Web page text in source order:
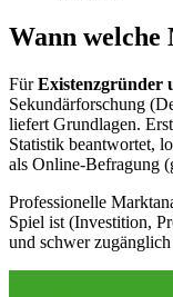
Wann welche
FürExistenzgründer
Sekundärforschung
liefert Grundlagen.
Statistik beantwortet,
als Online-Befragung
Professionelle
Spiel ist (Investition,
und schwer